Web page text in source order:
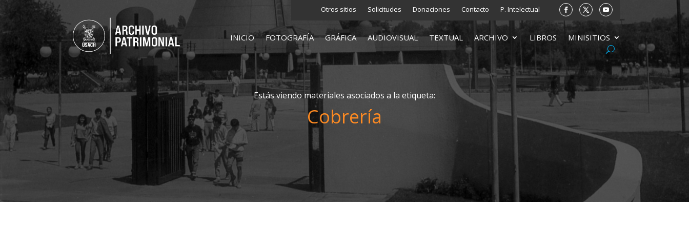
Otros sitios Solicitudes Donaciones Contacto P. Intelectual
INICIO FOTOGRAFÍA GRÁFICA AUDIOVISUAL TEXTUAL ARCHIVO LIBROS MINISITIOS
Estás viendo materiales asociados a la etiqueta:
Cobrería